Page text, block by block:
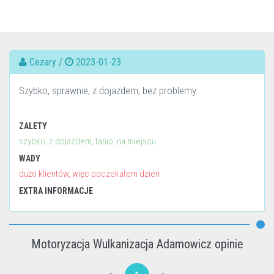
Cezary / 2023-01-23
Szybko, sprawnie, z dojazdem, bez problemy.
ZALETY
szybko, z dojazdem, tanio, na miejscu
WADY
dużo klientów, więc poczekałem dzień
EXTRA INFORMACJE
Motoryzacja Wulkanizacja Adamowicz opinie